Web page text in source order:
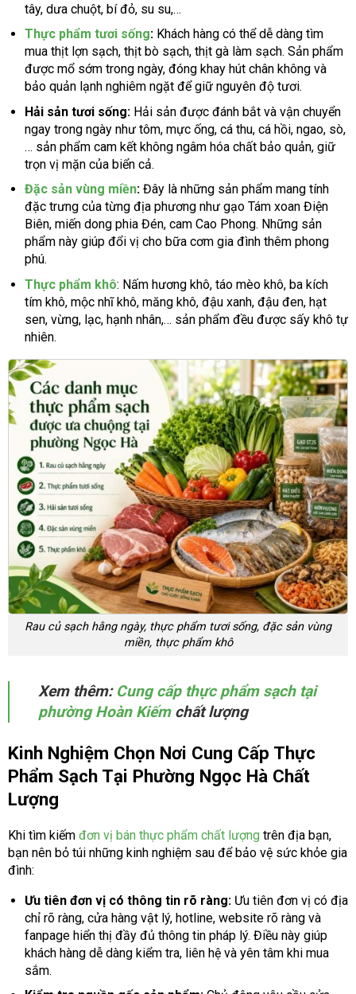
tây, dưa chuột, bí đỏ, su su,…
Thực phẩm tươi sống:Khách hàng có thể dễ dàng tìm
mua thịt lợn sạch, thịt bò sạch, thịt gà làm sạch. Sản phẩm
được mổ sớm trong ngày, đóng khay hút chân không và
bảo quản lạnh nghiêm ngặt để giữ nguyên độ tươi.
Hải sản tươi sống:Hải sản được đánh bắt và vận chuyển
ngay trong ngày như tôm, mực ống, cá thu, cá hồi, ngao, sò,
… sản phẩm cam kết không ngâm hóa chất bảo quản, giữ
trọn vị mặn của biển cả.
Đặc sản vùng miền:Đây là những sản phẩm mang tính
đặc trưng của từng địa phương như gạo Tám xoan Điện
Biên, miến dong phia Đén, cam Cao Phong. Những sản
phẩm này giúp đổi vị cho bữa cơm gia đình thêm phong
phú.
Thực phẩm khô: Nấm hương khô, táo mèo khô, ba kích
tím khô, mộc nhĩ khô, măng khô, đậu xanh, đậu đen, hạt
sen, vừng, lạc, hạnh nhân,… sản phẩm đều được sấy khô tự
nhiên.
Rau củ sạch hằng ngày, thực phẩm tươi sống, đặc sản vùng
miền, thực phẩm khô
Xem thêm: Cung cấp thực phẩm sạch tại
phường Hoàn Kiếmchất lượng
Kinh Nghiệm Chọn Nơi Cung Cấp Thực
Phẩm Sạch Tại Phường Ngọc Hà Chất
Lượng
Khi tìm kiếm đơn vị bán thực phẩm chất lượng trên địa bạn,
bạn nên bỏ túi những kinh nghiệm sau để bảo vệ sức khỏe gia
đình:
Ưu tiên đơn vị có thông tin rõ ràng:Ưu tiên đơn vị có địa
chỉ rõ ràng, cửa hàng vật lý, hotline, website rõ ràng và
fanpage hiển thị đầy đủ thông tin pháp lý. Điều này giúp
khách hàng dễ dàng kiểm tra, liên hệ và yên tâm khi mua
sắm.